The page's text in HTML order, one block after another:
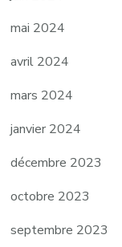
mai 2024
avril 2024
mars 2024
janvier 2024
décembre 2023
octobre 2023
septembre 2023